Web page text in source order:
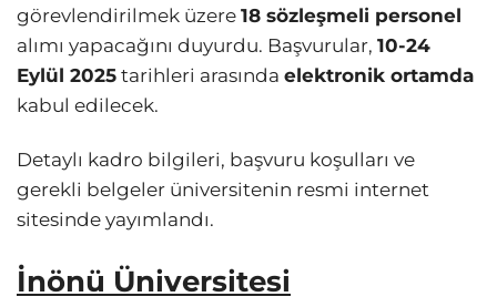
görevlendirilmek üzere 18 sözleşmeli personel
alımı yapacağını duyurdu. Başvurular, 10-24
Eylül 2025 tarihleri arasında elektronik ortamda
kabul edilecek.
Detaylı kadro bilgileri, başvuru koşulları ve
gerekli belgeler üniversitenin resmi internet
sitesinde yayımlandı.
İnönü Üniversitesi